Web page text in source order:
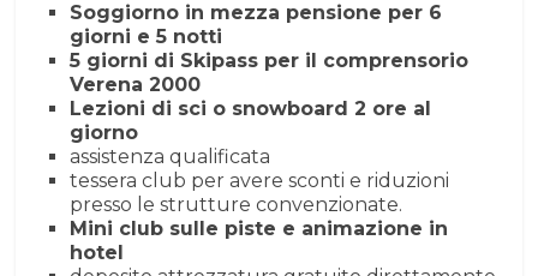
Soggiorno in mezza pensione per 6
giorni e 5 notti
5 giorni di Skipass per il comprensorio
Verena 2000
Lezioni di sci o snowboard 2 ore al
giorno
assistenza qualificata
tessera club per avere sconti e riduzioni
presso le strutture convenzionate.
Mini club sulle piste e animazione in
hotel